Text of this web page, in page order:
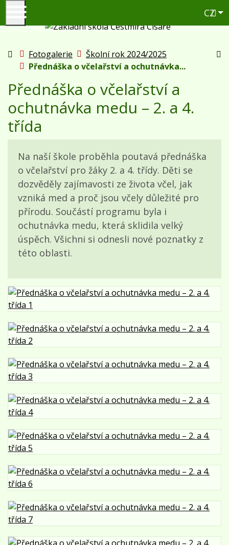
CZ
Úvodní stránka
Fotogalerie
Školní rok 2024/2025
Přednáška o včelařství a ochutnávka...
Přednáška o včelařství a
ochutnávka medu – 2. a 4.
třída
Na naší škole proběhla poutavá přednáška
o včelařství pro žáky 2. a 4. třídy. Děti se
dozvěděly zajímavosti ze života včel, jak
vzniká med a proč jsou včely důležité pro
přírodu. Součástí programu byla i
ochutnávka medu, která sklidila velký
úspěch. Všichni si odnesli nové poznatky z
této oblasti.